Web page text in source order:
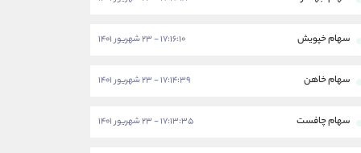
سهام خپویش ۱۷:۱۶:۱۰ - ۲۳ شهریور ۱۴۰۱
سهام خاهن ۱۷:۱۴:۳۹ - ۲۳ شهریور ۱۴۰۱
سهام چافست ۱۷:۱۳:۳۵ - ۲۳ شهریور ۱۴۰۱